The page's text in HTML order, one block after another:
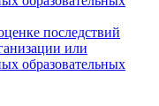
последствий
или
образовательных